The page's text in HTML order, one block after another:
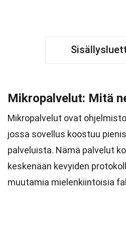
Mikropalvelut: Mitä
Mikropalvelut ovat
jossa sovellus koostuu
palveluista. Nämä palvelut
keskenään kevyiden
muutamia mielenkiintoisia